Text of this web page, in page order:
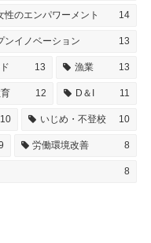
性のエンパワーメント 14
ンイノベーション 13
13 漁業 13
12 D＆I 11
10 いじめ・不登校 10
労働環境改善 8
8